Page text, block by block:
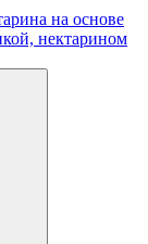
на основе
нектарином